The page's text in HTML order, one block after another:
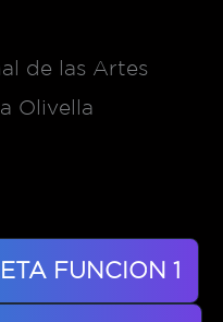
de las Artes
Olivella
FUNCION 1